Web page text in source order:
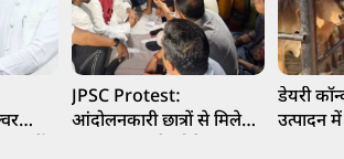
JPSC Protest:
आंदोलनकारी छात्रों से मिले
डेयरी
उत्पादन